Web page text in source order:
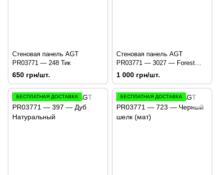
Стеновая панель AGT
PR03771 — 248 Тик
650 грн/шт.
Стеновая панель AGT
PR03771 — 3027 — Forest
Green
1 000 грн/шт.
БЕСПЛАТНАЯ ДОСТАВКА БЕСПЛАТНАЯ ДОСТАВКА